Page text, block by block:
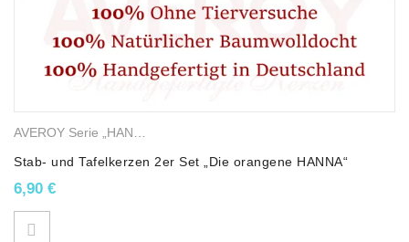
Stab- und Tafelkerzen 2er Set „Die orangene HANNA“
6,90 €